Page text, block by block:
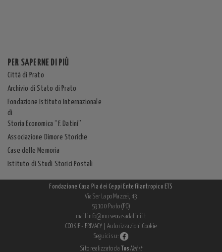
PER SAPERNE DI PIÙ
Città di Prato
Archivio di Stato di Prato
Fondazione Istituto Internazionale
di
Storia Economica “F. Datini”
Associazione Dimore Storiche
Case delle Memoria
Istituto di Studi Storici Postali
Fondazione Casa Pia dei Ceppi Ente filantropico ETS
Via Ser Lapo Mazzei, 43
59100 Prato (PO)
mail info@museocasadatini.it
COOKIE - PRIVACY
Autorizzazioni Cookie
Seguici su:
Sito realizzato da Tos Net.it